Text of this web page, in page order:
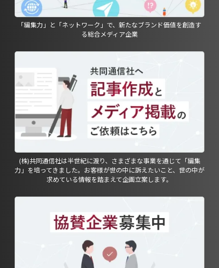
「編集力」と「ネットワーク」で、新たなブランド価値を創造す
る総合メディア企業
(株)共同通信社は半世紀に渡り、さまざまな事業を通じて「編集
力」を培ってきました。お客様が世の中に訴えたいこと、世の中が
求めている情報を踏まえて企画立案します。